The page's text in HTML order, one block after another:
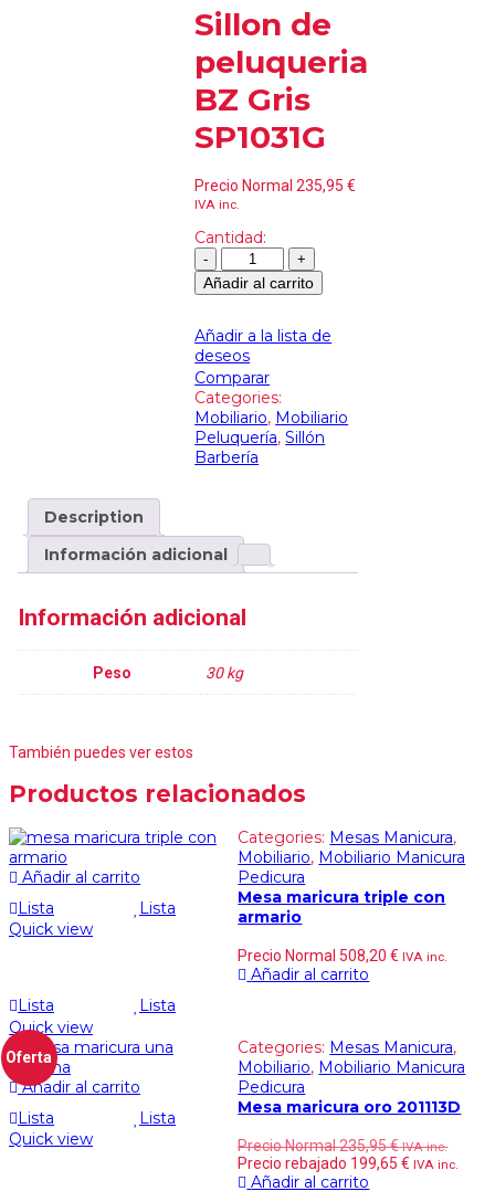
Sillon de
peluqueria
BZ Gris
SP1031G
Precio Normal235,95€
IVA inc.
Cantidad:
Añadir al carrito
Añadir a la lista de
deseos
Comparar
Categories:
Mobiliario, Mobiliario
Peluquería,Sillón
Barbería
Description
Información adicional
Información adicional
Peso 30 kg
También puedes ver estos
Productos relacionados
Añadir al carrito
Lista
Lista
Quick view
Categories: Mesas Manicura,
Mobiliario, Mobiliario Manicura
Pedicura
Mesa maricura triple con
armario
Precio Normal 508,20€ IVA inc.
Añadir al carrito
Lista
Lista
Quick view
Oferta
Añadir al carrito
Lista
Lista
Quick view
Categories: Mesas Manicura,
Mobiliario, Mobiliario Manicura
Pedicura
Mesa maricura oro 201113D
Precio Normal235,95€ IVA inc.
Precio rebajado 199,65€ IVA inc.
Añadir al carrito